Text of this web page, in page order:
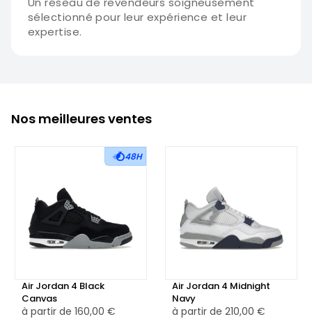
sélectionné pour leur expérience et leur
expertise.
Nos meilleures ventes
48H
Air Jordan 4 Black
Canvas
à partir de 160,00 €
Air Jordan 4 Midnight
Navy
à partir de 210,00 €